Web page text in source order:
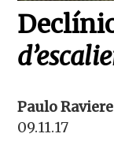
Paulo Raviere
09.11.17